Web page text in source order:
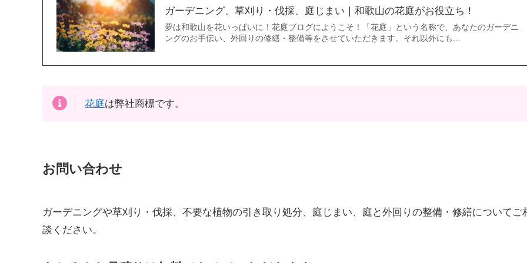
ガーデニング、草刈り・伐採、庭じまい｜和歌山の花庭がお役立ち！
夢は和歌山を花いっぱいに！花庭ブログにようこそ！「花庭」という名称で、あなたのガーデニ
ングのお手伝い、外回りの修繕・整備等をさせていただきます。それ以外にも...
花庭は弊社商標です。
お問い合わせ
ガーデニングや草刈り・伐採、不要な植物の引き取り処分、庭じまい、庭と外回りの整備・修繕についてご
談ください。